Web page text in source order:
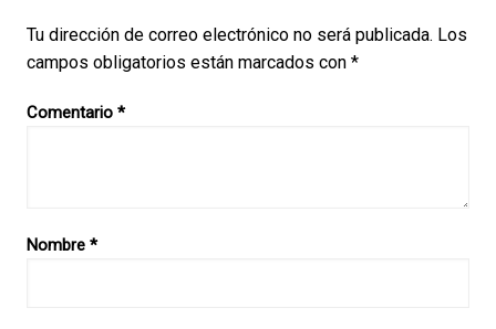
Tu dirección de correo electrónico no será publicada. Los
campos obligatorios están marcados con *
Comentario *
Nombre *